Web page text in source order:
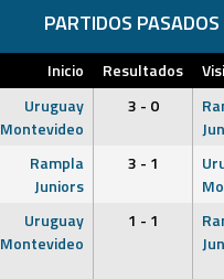
PARTIDOS PASADOS
Inicio Resultados
Uruguay
Montevideo
3 - 0
Rampla
Juniors
3 - 1
Uruguay
Montevideo
1 - 1